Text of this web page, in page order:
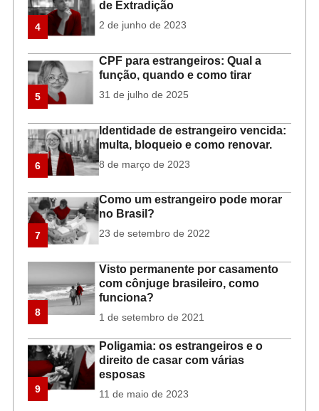
4
de Extradição
2 de junho de 2023
5
CPF para estrangeiros: Qual a
função, quando e como tirar
31 de julho de 2025
6
Identidade de estrangeiro vencida:
multa, bloqueio e como renovar.
8 de março de 2023
7
Como um estrangeiro pode morar
no Brasil?
23 de setembro de 2022
8
Visto permanente por casamento
com cônjuge brasileiro, como
funciona?
1 de setembro de 2021
9
Poligamia: os estrangeiros e o
direito de casar com várias
esposas
11 de maio de 2023